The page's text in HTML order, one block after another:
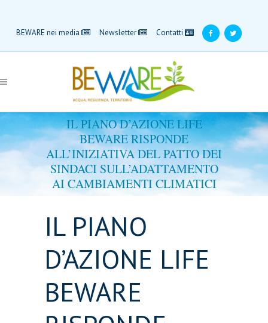
BEWARE nei media Newsletter Contatti
IL PIANO D’AZIONE LIFE
BEWARE RISPONDE
ALL’INIZIATIVA DEL PATTO DEI
SINDACI SULL’ADATTAMENTO
AI CAMBIAMENTI CLIMATICI
IL PIANO
D’AZIONE LIFE
BEWARE